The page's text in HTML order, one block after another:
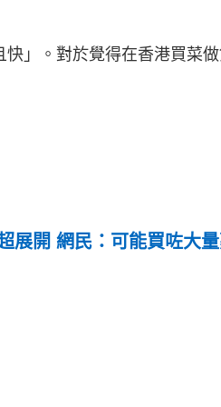
」。對於覺得在香港買菜
展開 網民：可能買咗大